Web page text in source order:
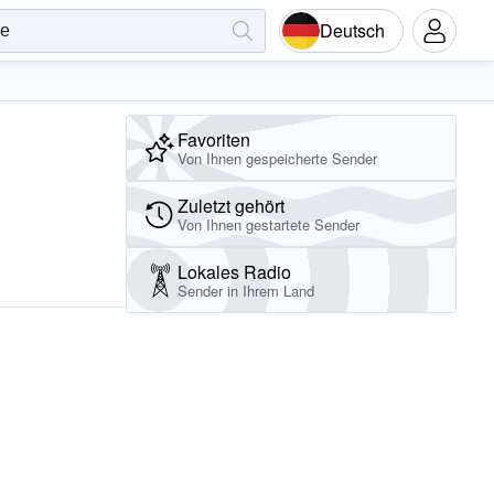
Deutsch
Favoriten
Von Ihnen gespeicherte Sender
Zuletzt gehört
Von Ihnen gestartete Sender
Lokales Radio
Sender in Ihrem Land